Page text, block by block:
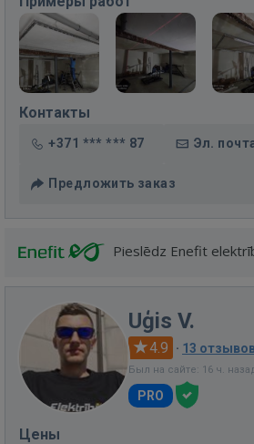
Контакты
+371 *** *** 87 Эл.
Предложить заказ
Pieslēdz Enefit
Uģis V.
4.9 · 13
Был на сайте: 16 ч.
PRO
Цены